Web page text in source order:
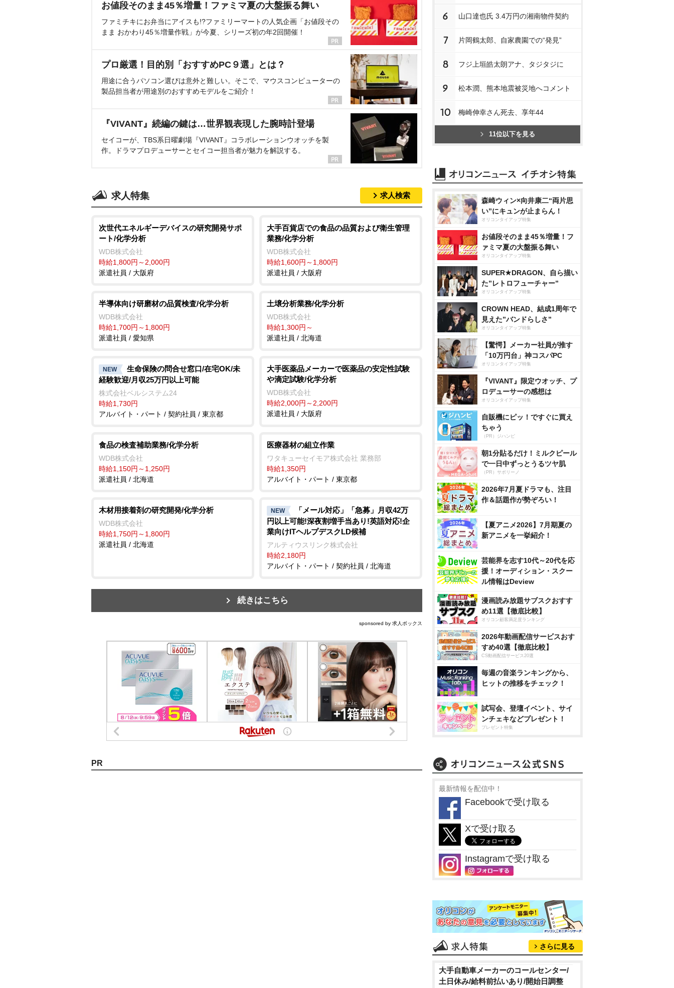
お値段そのまま45％増量！ファミマ夏の大盤振る舞い
ファミチキにお弁当にアイスも!?ファミリーマートの人気企画「お値段その
まま おかわり45％増量作戦」が今夏、シリーズ初の年2回開催！
プロ厳選！目的別「おすすめPC９選」とは？
用途に合うパソコン選びは意外と難しい。そこで、マウスコンピューターの
製品担当者が用途別のおすすめモデルをご紹介！
『VIVANT』続編の鍵は…世界観表現した腕時計登場
セイコーが、TBS系日曜劇場『VIVANT』コラボレーションウオッチを製
作。ドラマプロデューサーとセイコー担当者が魅力を解説する。
求人特集 求人検索
次世代エネルギーデバイスの研究開発サポ
ート/化学分析
WDB株式会社
時給1,800円～2,000円
派遣社員 / 大阪府
大手百貨店での食品の品質および衛生管理
業務/化学分析
WDB株式会社
時給1,600円～1,800円
派遣社員 / 大阪府
半導体向け研磨材の品質検査/化学分析
WDB株式会社
時給1,700円～1,800円
派遣社員 / 愛知県
土壌分析業務/化学分析
WDB株式会社
時給1,300円～
派遣社員 / 北海道
NEW
生命保険の問合せ窓口/在宅OK/未
経験歓迎/月収25万円以上可能
株式会社ベルシステム24
時給1,730円
アルバイト・パート / 契約社員 / 東京都
大手医薬品メーカーで医薬品の安定性試験
滴定試験/化学分析
WDB株式会社
時給2,000円～2,200円
派遣社員 / 大阪府
食品の検査補助業務/化学分析
WDB株式会社
時給1,150円～1,250円
派遣社員 / 北海道
医療器材の組立作業
ワタキューセイモア株式会社 業務部
時給1,350円
アルバイト・パート / 東京都
木材用接着剤の研究開発/化学分析
WDB株式会社
時給1,750円～1,800円
派遣社員 / 北海道
NEW
「メール対応」「急募」月収42万
円以上可能!深夜割増手当あり!英語対応!企
業向けITヘルプデスクLD候補
アルティウスリンク株式会社
時給2,180円
アルバイト・パート / 契約社員 / 北海道
続きはこちら
sponsored by 求人ボックス
PR
6 山口達也氏 3.4万円の湘南物件契約
7 片岡鶴太郎、自家農園での“発見”
8 フジ上垣皓太朗アナ、タジタジに
9 松本潤、熊本地震被災地へコメント
10 梅崎伸幸さん死去、享年44
11位以下を見る
森崎ウィン×向井康二“両片思
い”にキュンが止まらん！
オリコンタイアップ特集
お値段そのまま45％増量！フ
ァミマ夏の大盤振る舞い
オリコンタイアップ特集
SUPER★DRAGON、自ら描い
た”レトロフューチャー”
オリコンタイアップ特集
CROWN HEAD、結成1周年で
見えた”バンドらしさ”
オリコンタイアップ特集
【驚愕】メーカー社員が推す
「10万円台」神コスパPC
オリコンタイアップ特集
『VIVANT』限定ウオッチ、プ
ロデューサーの感想は
オリコンタイアップ特集
自販機にピッ！ですぐに買え
ちゃう
（PR）ジハンピ
朝1分貼るだけ！ミルクピール
で一日中ずっとうるツヤ肌
（PR）サボリーノ
2026年7月夏ドラマも、注目
作＆話題作が勢ぞろい！
【夏アニメ2026】7月期夏の
新アニメを一挙紹介！
芸能界を志す10代～20代を応
援！オーディション・スクー
ル情報はDeview
漫画読み放題サブスクおすす
め11選【徹底比較】
オリコン顧客満足度ランキング
2026年動画配信サービスおす
すめ40選【徹底比較】
CS動画配信サービス20選
毎週の音楽ランキングから、
ヒットの推移をチェック！
試写会、登壇イベント、サイ
ンチェキなどプレゼント！
プレゼント特集
最新情報を配信中！
Facebookで受け取る
Xで受け取る
Instagramで受け取る
さらに見る
大手自動車メーカーのコールセンター/
土日休み/給料前払いあり/開始日調整